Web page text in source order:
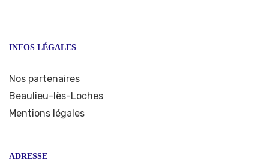
INFOS LÉGALES
Nos partenaires
Beaulieu-lès-Loches
Mentions légales
ADRESSE